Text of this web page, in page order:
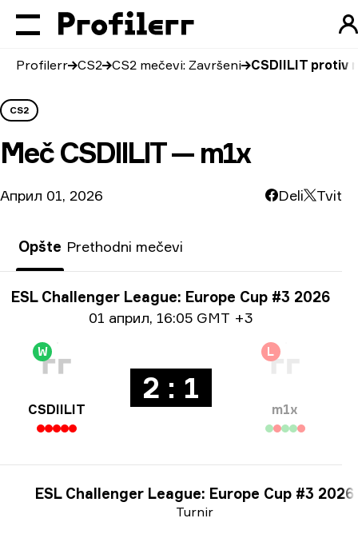
Profilerr CS2 CS2 mečevi: Završeni CSDIILIT protiv
CS2
Meč CSDIILIT — m1x
Април 01, 2026 Deli Tvit
Opšte Prethodni mečevi
Informacije o turniru
ESL Challenger League: Europe Cup #3 2026
Informacije o datumu
01 април, 16:05 GMT +3
W
CSDIILIT
2 : 1
L
m1x
Turnir
ESL Challenger League: Europe Cup #3 2026